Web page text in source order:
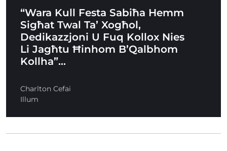
“Wara Kull Festa Sabiħa Hemm
Sigħat Twal Ta’ Xogħol,
Dedikazzjoni U Fuq Kollox Nies
Li Jagħtu Ħinhom B’Qalbhom
Kollha”…
Charlton Cefai
Illum